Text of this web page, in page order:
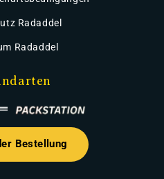
Radaddel
Radaddel
Bestellung